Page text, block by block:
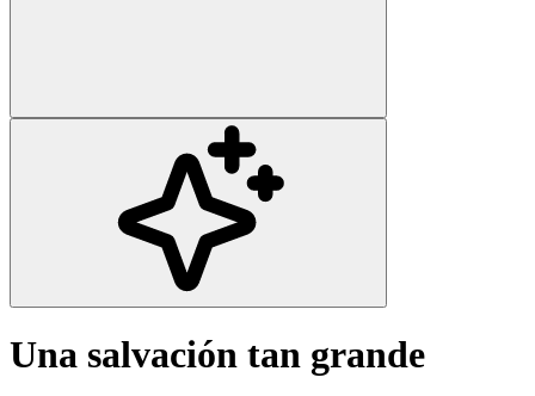
Una salvación tan grande